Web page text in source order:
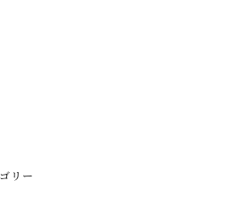
リー